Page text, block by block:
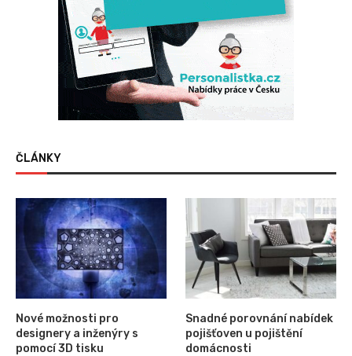
ČLÁNKY
Nové možnosti pro
designery a inženýry s
pomocí 3D tisku
Snadné porovnání nabídek
pojišťoven u pojištění
domácnosti